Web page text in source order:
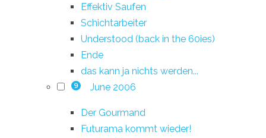
Effektiv Saufen
Schichtarbeiter
Understood (back in the 60ies)
Ende
das kann ja nichts werden...
9 June 2006
Der Gourmand
Futurama kommt wieder!